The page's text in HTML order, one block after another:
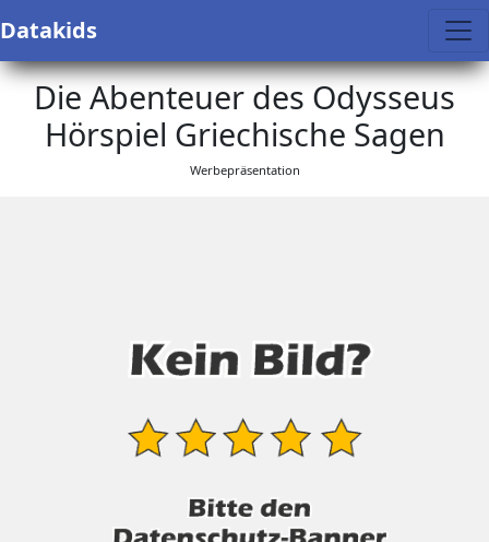
Datakids
Die Abenteuer des Odysseus
Hörspiel Griechische Sagen
Werbepräsentation